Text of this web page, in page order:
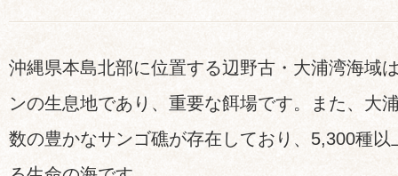
沖縄県本島北部に位置する辺野古・大浦湾海域
ンの生息地であり、重要な餌場です。また、大
数の豊かなサンゴ礁が存在しており、5,300種